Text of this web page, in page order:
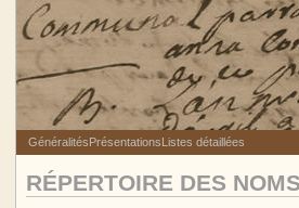
Généralités Présentations Listes détaillées
RÉPERTOIRE DES NOMS